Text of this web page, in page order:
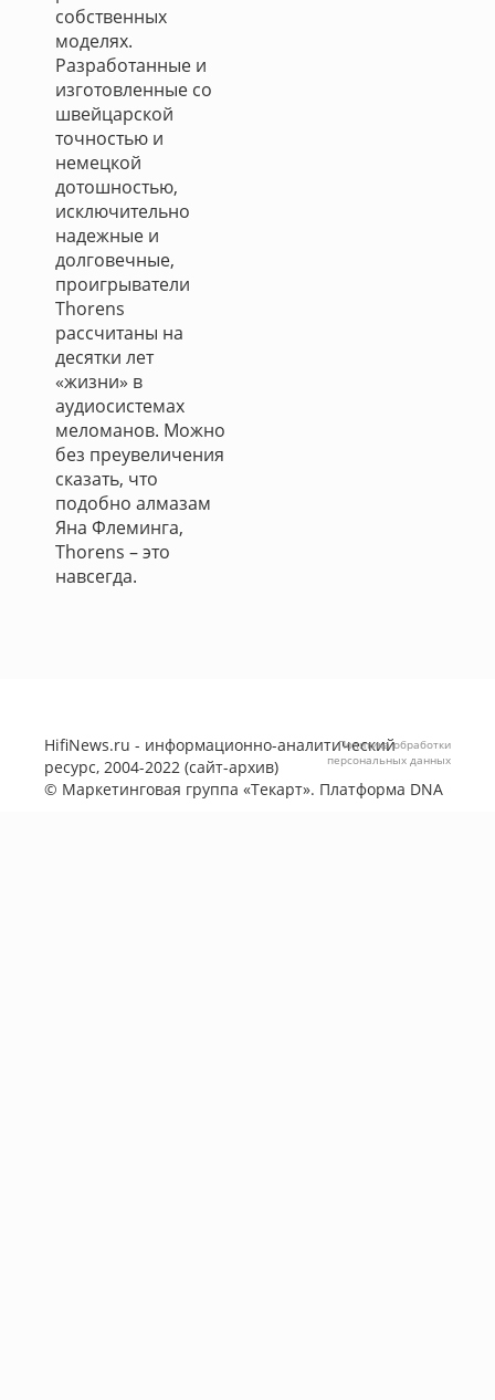
собственных
моделях.
Разработанные и
изготовленные со
швейцарской
точностью и
немецкой
дотошностью,
исключительно
надежные и
долговечные,
проигрыватели
Thorens
рассчитаны на
десятки лет
«жизни» в
аудиосистемах
меломанов. Можно
без преувеличения
сказать, что
подобно алмазам
Яна Флеминга,
Thorens – это
навсегда.
HifiNews.ru - информационно-аналитический
ресурс, 2004-2022 (сайт-архив)
© Маркетинговая группа «Текарт». Платформа DNA
Политика обработки
персональных данных